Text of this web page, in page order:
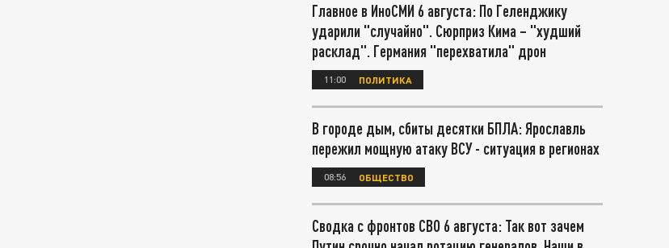
Главное в ИноСМИ 6 августа: По Геленджику
ударили "случайно". Сюрприз Кима – "худший
расклад". Германия "перехватила" дрон
11:00 ПОЛИТИКА
В городе дым, сбиты десятки БПЛА: Ярославль
пережил мощную атаку ВСУ - ситуация в регионах
08:56 ОБЩЕСТВО
Сводка с фронтов СВО 6 августа: Так вот зачем